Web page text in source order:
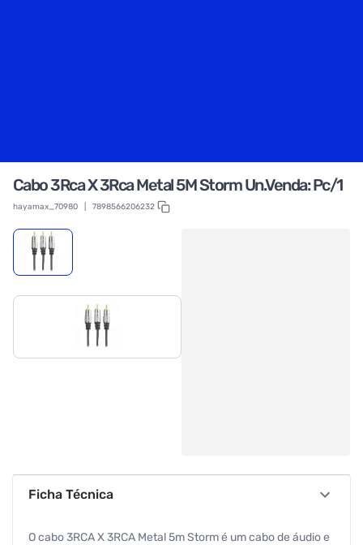
Cabo 3Rca X 3Rca Metal 5M Storm Un.Venda: Pc/1
hayamax_70980 7898566206232
Ficha Técnica
O cabo 3RCA X 3RCA Metal 5m Storm é um cabo de áudio e